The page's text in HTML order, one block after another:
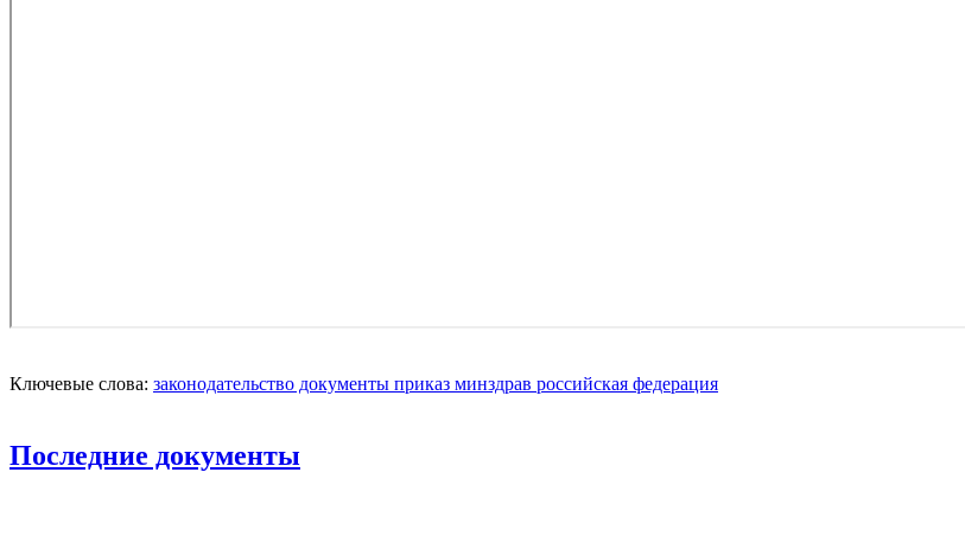
Ключевые слова: законодательство документы приказ минздрав российская федерация
Последние документы